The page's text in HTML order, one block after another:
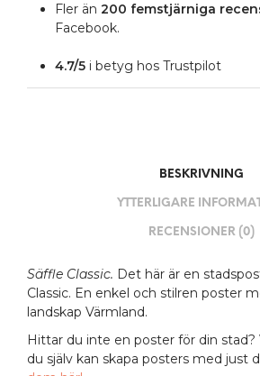
Fler än 200 femstjärniga
Facebook.
4.7/5i betyg hos Trustpilot
BESKRIVNING
YTTERLIGARE
RECENSIONER (0)
Säffle Classic. Det här är en
Classic. En enkel och stilren poster
landskap Värmland.
Hittar du inte en poster för din stad?
du själv kan skapa posters med just